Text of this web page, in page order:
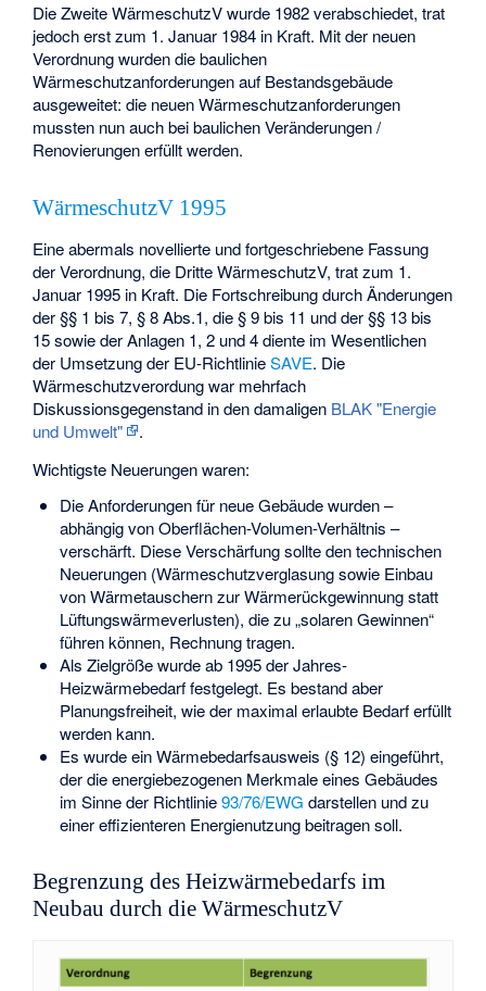
Die Zweite WärmeschutzV wurde 1982 verabschiedet, trat
jedoch erst zum 1. Januar 1984 in Kraft. Mit der neuen
Verordnung wurden die baulichen
Wärmeschutzanforderungen auf Bestandsgebäude
ausgeweitet: die neuen Wärmeschutzanforderungen
mussten nun auch bei baulichen Veränderungen /
Renovierungen erfüllt werden.
WärmeschutzV 1995
Eine abermals novellierte und fortgeschriebene Fassung
der Verordnung, die Dritte WärmeschutzV, trat zum 1.
Januar 1995 in Kraft. Die Fortschreibung durch Änderungen
der §§ 1 bis 7, § 8 Abs.1, die § 9 bis 11 und der §§ 13 bis
15 sowie der Anlagen 1, 2 und 4 diente im Wesentlichen
der Umsetzung der EU-RichtlinieSAVE. Die
Wärmeschutzverordung war mehrfach
Diskussionsgegenstand in den damaligen BLAK "Energie
und Umwelt"
.
Wichtigste Neuerungen waren:
Die Anforderungen für neue Gebäude wurden –
abhängig von Oberflächen-Volumen-Verhältnis –
verschärft. Diese Verschärfung sollte den technischen
Neuerungen (Wärmeschutzverglasung sowie Einbau
von Wärmetauschern zur Wärmerückgewinnung statt
Lüftungswärmeverlusten), die zu „solaren Gewinnen“
führen können, Rechnung tragen.
Als Zielgröße wurde ab 1995 der Jahres-
Heizwärmebedarf festgelegt. Es bestand aber
Planungsfreiheit, wie der maximal erlaubte Bedarf erfüllt
werden kann.
Es wurde ein Wärmebedarfsausweis (§ 12) eingeführt,
der die energiebezogenen Merkmale eines Gebäudes
im Sinne der Richtlinie93/76/EWG darstellen und zu
einer effizienteren Energienutzung beitragen soll.
Begrenzung des Heizwärmebedarfs im
Neubau durch die WärmeschutzV